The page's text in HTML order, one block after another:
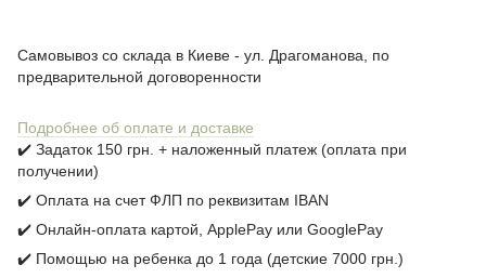
Самовывоз со склада в Киеве - ул. Драгоманова, по
предварительной договоренности
Подробнее об оплате и доставке
✔️ Задаток 150 грн. + наложенный платеж (оплата при
получении)
✔️ Оплата на счет ФЛП по реквизитам IBAN
✔️ Онлайн-оплата картой, ApplePay или GooglePay
✔️ Помощью на ребенка до 1 года (детские 7000 грн.)